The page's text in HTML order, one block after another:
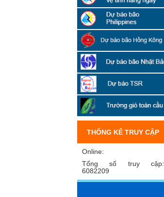
THỐNG KÊ TRUY CẬP
Online:
Tổng số truy cập:
6082209